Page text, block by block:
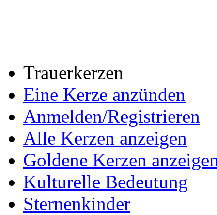
Trauerkerzen
Eine Kerze anzünden
Anmelden/Registrieren
Alle Kerzen anzeigen
Goldene Kerzen
Kulturelle Bedeutung
Sternenkinder